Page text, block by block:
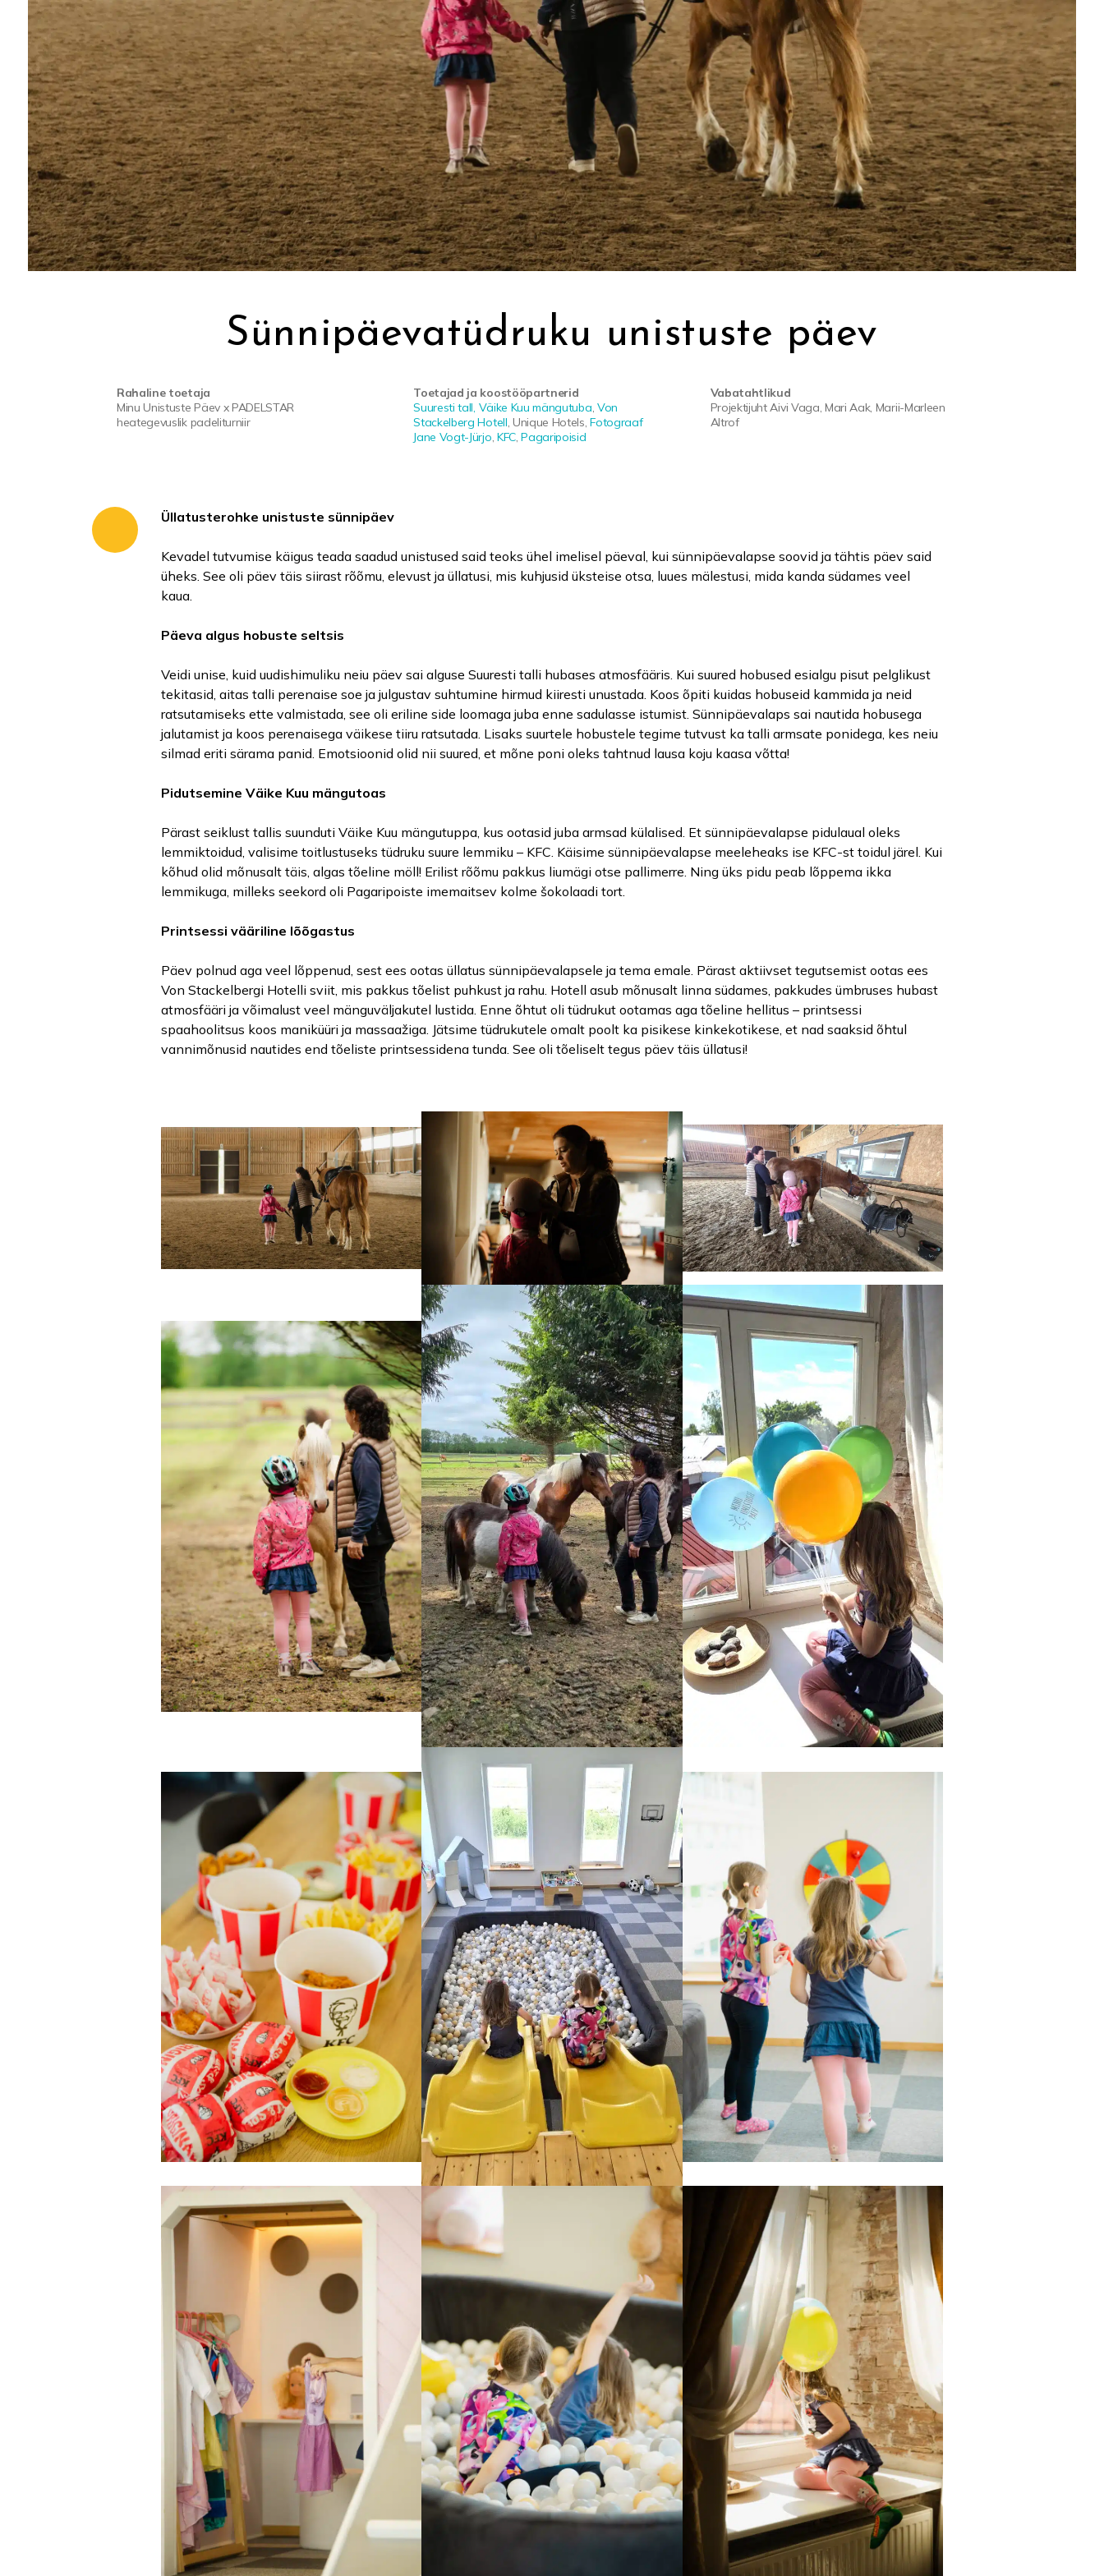
Sünnipäevatüdruku unistuste päev
Rahaline toetaja
Minu Unistuste Päev x PADELSTAR
heategevuslik padeliturniir
Toetajad ja koostööpartnerid
Suuresti tall, Väike Kuu mängutuba, Von
Stackelberg Hotell, Unique Hotels,Fotograaf
Jane Vogt-Jürjo, KFC,Pagaripoisid
Vabatahtlikud
Projektijuht Aivi Vaga, Mari Aak, Marii-Marleen
Altrof
Üllatusterohke unistuste sünnipäev
Kevadel tutvumise käigus teada saadud unistused said teoks ühel imelisel päeval, kui sünnipäevalapse soovid ja tähtis päev said
üheks. See oli päev täis siirast rõõmu, elevust ja üllatusi, mis kuhjusid üksteise otsa, luues mälestusi, mida kanda südames veel
kaua.
Päeva algus hobuste seltsis
Veidi unise, kuid uudishimuliku neiu päev sai alguse Suuresti talli hubases atmosfääris. Kui suured hobused esialgu pisut pelglikust
tekitasid, aitas talli perenaise soe ja julgustav suhtumine hirmud kiiresti unustada. Koos õpiti kuidas hobuseid kammida ja neid
ratsutamiseks ette valmistada, see oli eriline side loomaga juba enne sadulasse istumist. Sünnipäevalaps sai nautida hobusega
jalutamist ja koos perenaisega väikese tiiru ratsutada. Lisaks suurtele hobustele tegime tutvust ka talli armsate ponidega, kes neiu
silmad eriti särama panid. Emotsioonid olid nii suured, et mõne poni oleks tahtnud lausa koju kaasa võtta!
Pidutsemine Väike Kuu mängutoas
Pärast seiklust tallis suunduti Väike Kuu mängutuppa, kus ootasid juba armsad külalised. Et sünnipäevalapse pidulaual oleks
lemmiktoidud, valisime toitlustuseks tüdruku suure lemmiku – KFC. Käisime sünnipäevalapse meeleheaks ise KFC-st toidul järel. Kui
kõhud olid mõnusalt täis, algas tõeline möll! Erilist rõõmu pakkus liumägi otse pallimerre. Ning üks pidu peab lõppema ikka
lemmikuga, milleks seekord oli Pagaripoiste imemaitsev kolme šokolaadi tort.
Printsessi vääriline lõõgastus
Päev polnud aga veel lõppenud, sest ees ootas üllatus sünnipäevalapsele ja tema emale. Pärast aktiivset tegutsemist ootas ees
Von Stackelbergi Hotelli sviit, mis pakkus tõelist puhkust ja rahu. Hotell asub mõnusalt linna südames, pakkudes ümbruses hubast
atmosfääri ja võimalust veel mänguväljakutel lustida. Enne õhtut oli tüdrukut ootamas aga tõeline hellitus – printsessi
spaahoolitsus koos maniküüri ja massaažiga. Jätsime tüdrukutele omalt poolt ka pisikese kinkekotikese, et nad saaksid õhtul
vannimõnusid nautides end tõeliste printsessidena tunda. See oli tõeliselt tegus päev täis üllatusi!